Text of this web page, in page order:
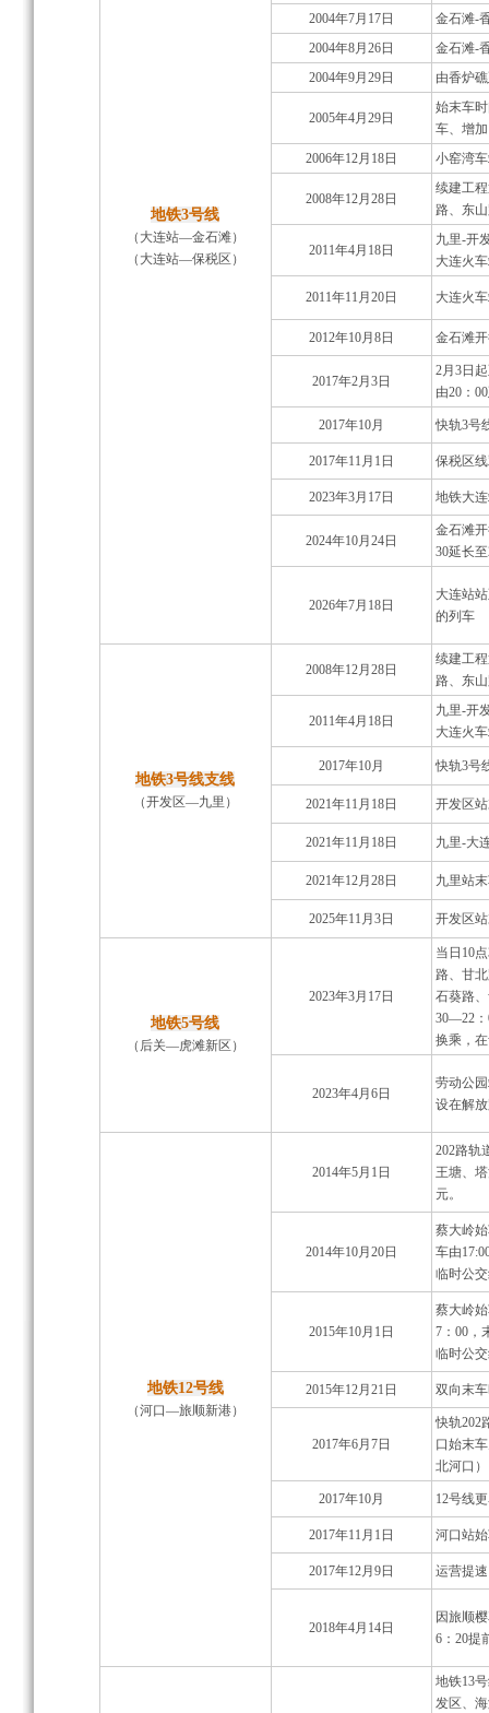
地铁3号线
（大连站—金石滩）
（大连站—保税区）
2004年7月17日
金石滩-
2004年8月26日
金石滩-
2004年9月29日
由香炉
2005年4月29日
始末车
车、增
2006年12月18日
小窑湾
2008年12月28日
续建工
路、东
2011年4月18日
九里-开
大连火
2011年11月20日 大连火
2012年10月8日 金石滩
2017年2月3日
2月3日
由20：
2017年10月 快轨3号
2017年11月1日 保税区
2023年3月17日 地铁大
2024年10月24日
金石滩
30延长
2026年7月18日
大连站
的列车
地铁3号线支线
（开发区—九里）
2008年12月28日
续建工
路、东
2011年4月18日
九里-开
大连火
2017年10月 快轨3号
2021年11月18日 开发区
2021年11月18日 九里-大
2021年12月28日 九里站
2025年11月3日 开发区
地铁5号线
（后关—虎滩新区）
2023年3月17日
当日10
路、甘
石葵路
30—22：
换乘，
2023年4月6日
劳动公
设在解
地铁12号线
（河口—旅顺新港）
2014年5月1日
202路轨
王塘、
元。
2014年10月20日
蔡大岭
车由
临时公
2015年10月1日
蔡大岭
7：00，
临时公
2015年12月21日 双向末
2017年6月7日
快轨202
口始末
北河口）
2017年10月 12号线
2017年11月1日 河口站
2017年12月9日 运营提
2018年4月14日
因旅顺
6：20提
地铁13
发区、